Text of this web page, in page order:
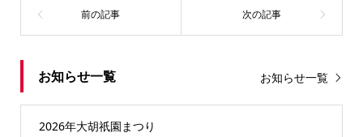
お知らせ一覧 お知らせ一覧
2026年大胡祇園まつり